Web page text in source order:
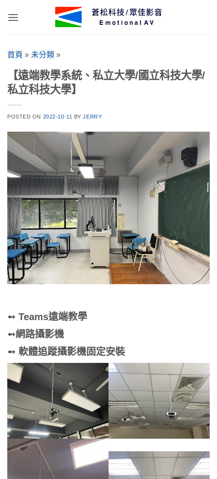
首頁 » 未分類 »
【遠端教學系統、私立大學/國立科技大學/
私立科技大學】
POSTED ON 2022-10-11 BYJERRY
➻ Teams遠端教學
➻網路攝影機
➻ 軟體追蹤攝影機固定安裝